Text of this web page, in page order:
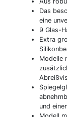
Das
eine
9 Glas-
Extra
Modelle
und